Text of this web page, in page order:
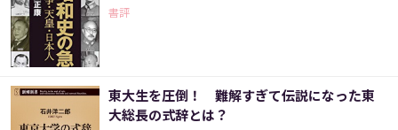
書評
東大生を圧倒！ 難解すぎて伝説になった東
大総長の式辞とは？